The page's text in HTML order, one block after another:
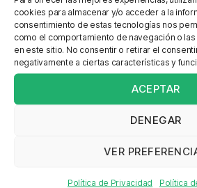
cookies para almacenar y/o acceder a la
consentimiento de estas tecnologías nos
como el comportamiento de navegación o
en este sitio. No consentir o retirar el
negativamente a ciertas características y
ACEPTAR
DENEGAR
VER
Política de Privacidad Política
SENA REGIONAL BOLIVAR
INDUSTRIA PETROQUIMICA
NACIONAL DE APRENDIZAJE
BOLIVAR CENTRO PARA LA
PETROQUIMICA 9104
Dirección: AV PEDRO HEREDIA
PEDRO HEREDIA K49 A -50
Localización: SECTOR CUATRO
PEDRO HEREDIA K49 A -50